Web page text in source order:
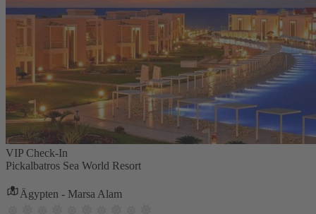
VIP Check-In
Pickalbatros Sea World Resort
Ägypten - Marsa Alam